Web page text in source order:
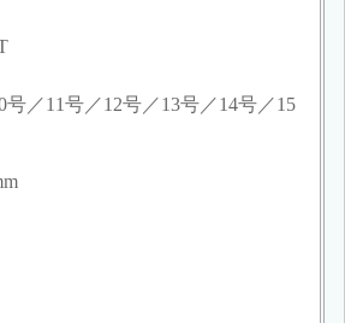
号／11号／12号／13号／14号／15